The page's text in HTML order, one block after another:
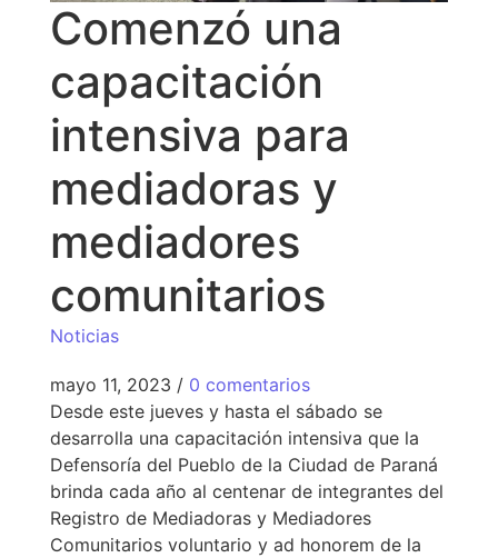
Comenzó una
capacitación
intensiva para
mediadoras y
mediadores
comunitarios
Noticias
mayo 11, 2023 / 0 comentarios
Desde este jueves y hasta el sábado se
desarrolla una capacitación intensiva que la
Defensoría del Pueblo de la Ciudad de Paraná
brinda cada año al centenar de integrantes del
Registro de Mediadoras y Mediadores
Comunitarios voluntario y ad honorem de la